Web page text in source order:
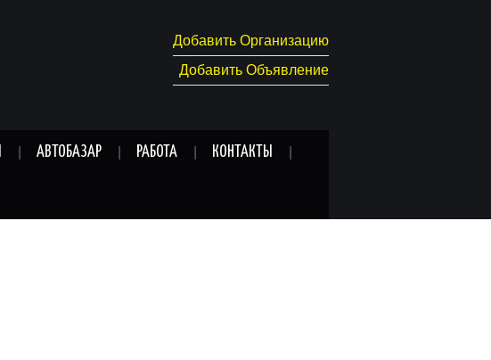
Добавить Организацию
Добавить Объявление
АВТОБАЗАР РАБОТА КОНТАКТЫ